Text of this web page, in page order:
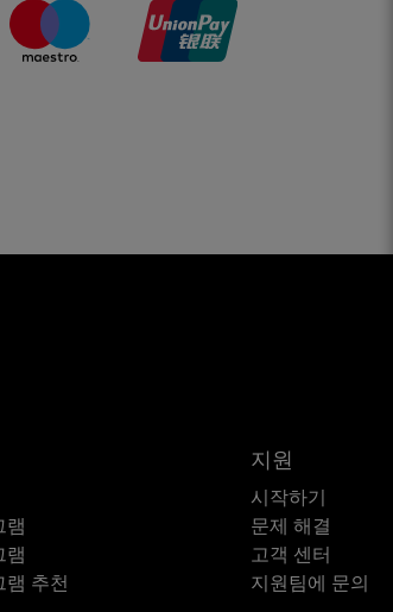
램
램
램 추천
지원
시작하기
문제 해결
고객 센터
지원팀에 문의